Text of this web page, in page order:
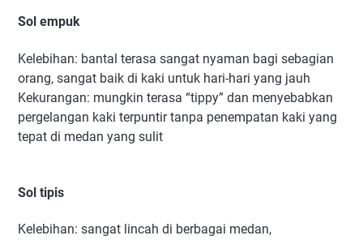
Sol empuk
Kelebihan: bantal terasa sangat nyaman bagi sebagian
orang, sangat baik di kaki untuk hari-hari yang jauh
Kekurangan: mungkin terasa “tippy” dan menyebabkan
pergelangan kaki terpuntir tanpa penempatan kaki yang
tepat di medan yang sulit
Sol tipis
Kelebihan: sangat lincah di berbagai medan,